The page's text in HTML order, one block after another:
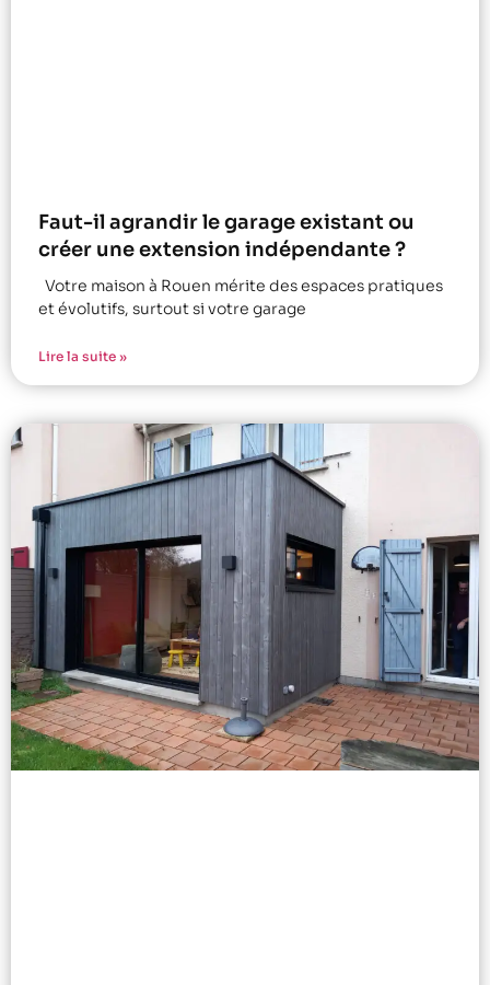
Faut-il agrandir le garage existant ou
créer une extension indépendante ?
Votre maison à Rouen mérite des espaces pratiques
et évolutifs, surtout si votre garage
Lire la suite »